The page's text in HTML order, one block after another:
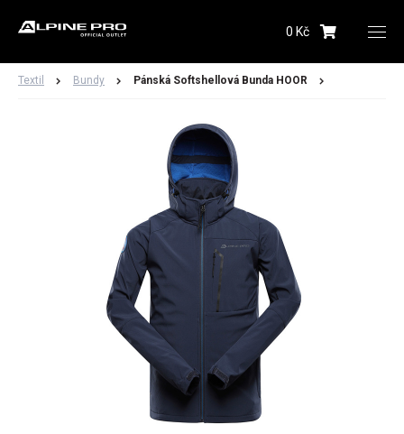
0 Kč
Textil Bundy Pánská Softshellová Bunda HOOR
Upozornění budeme zasílat na Vámi registrovanou
Hlídacího psa můžete kdykoliv zrušit ve svémprofilu